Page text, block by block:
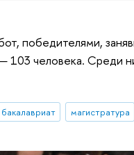
победителями,
— 103 человека.
бакалавриат магистратура